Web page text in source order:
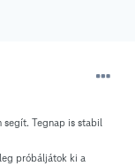
segít. Tegnap is stabil
próbáljátok ki a